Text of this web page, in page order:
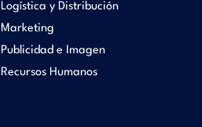
Logística y Distribución
Marketing
Publicidad e Imagen
Recursos Humanos